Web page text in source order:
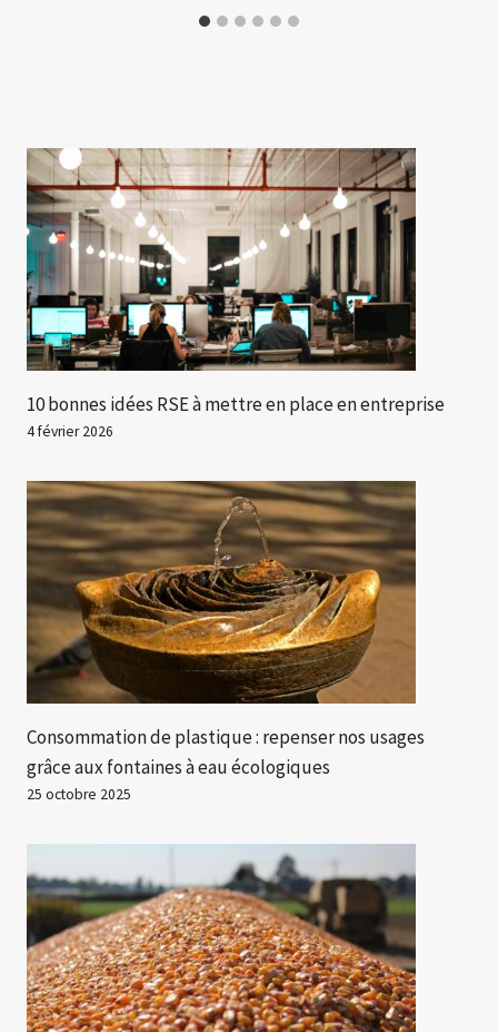
10 bonnes idées RSE à mettre en place en entreprise
4 février 2026
Consommation de plastique : repenser nos usages
grâce aux fontaines à eau écologiques
25 octobre 2025